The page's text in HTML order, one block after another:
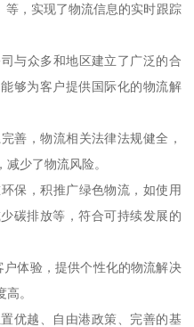
，实现了物流信息的实时跟踪
与众多和地区建立了广泛的合
够为客户提供国际化的物流解
善，物流相关法律法规健全，
少了物流风险。
保，积推广绿色物流，如使用
碳排放等，符合可持续发展的
体验，提供个性化的物流解决
。
优越、自由港政策、完善的基